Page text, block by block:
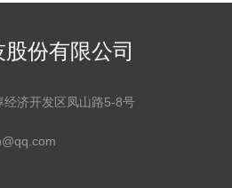
份有限公司
经济开发区凤山路5-8号